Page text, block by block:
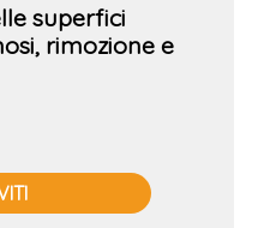
superfici
rimozione e